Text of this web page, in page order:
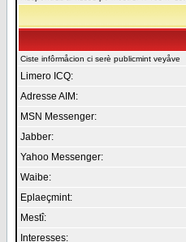
Ciste infôrmåcion ci serè publicmint veyåve
Limero ICQ:
Adresse AIM:
MSN Messenger:
Jabber:
Yahoo Messenger:
Waibe:
Eplaeçmint:
Mestî:
Interesses: